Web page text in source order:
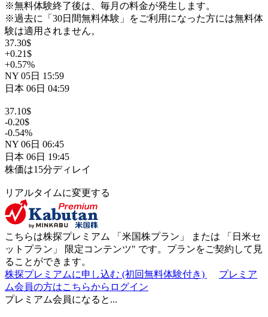
※無料体験終了後は、毎月の料金が発生します。
※過去に「30日間無料体験」をご利用になった方には無料体
験は適用されません。
37.30$
+0.21$
+0.57%
NY 05日 15:59
日本 06日 04:59
37.10$
-0.20$
-0.54%
NY 06日 06:45
日本 06日 19:45
株価は15分ディレイ
リアルタイムに変更する
こちらは株探プレミアム 「 米国株プラン 」 または 「 日米セ
ットプラン 」 限定コンテンツ" です。プランをご契約して見
ることができます。
株探プレミアムに申し込む (初回無料体験付き)
プレミア
ム会員の方はこちらからログイン
プレミアム会員になると...